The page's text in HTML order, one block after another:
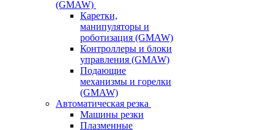
(GMAW)
Каретки,
манипуляторы и
роботизация (GMAW)
Контроллеры и блоки
управления (GMAW)
Подающие
механизмы и горелки
(GMAW)
Автоматическая резка
Машины резки
Плазменные